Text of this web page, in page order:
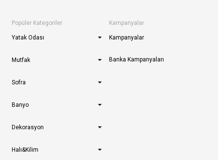
Popüler Kategoriler
Yatak Odası
Mutfak
Sofra
Banyo
Dekorasyon
Halı&Kilim
Kampanyalar
Kampanyalar
Banka Kampanyaları